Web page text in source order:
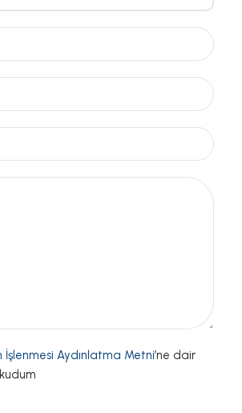
İşlenmesi Aydınlatma Metni’ne dair